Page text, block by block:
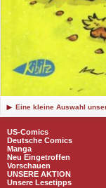
Eine kleine Auswahl
US-Comics
Deutsche Comics
Manga
Neu Eingetroffen
Vorschauen
UNSERE AKTION
Unsere Lesetipps